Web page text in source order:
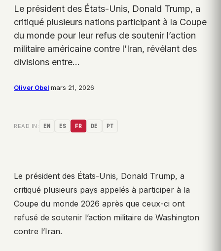
Le président des États-Unis, Donald Trump, a
critiqué plusieurs nations participant à la Coupe
du monde pour leur refus de soutenir l’action
militaire américaine contre l’Iran, révélant des
divisions entre…
Oliver Obel·mars 21, 2026
READ IN: EN ES FR DE PT
Le président des États-Unis, Donald Trump, a
critiqué plusieurs pays appelés à participer à la
Coupe du monde 2026 après que ceux-ci ont
refusé de soutenir l’action militaire de Washington
contre l’Iran.